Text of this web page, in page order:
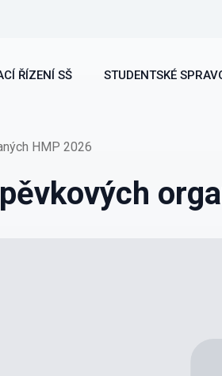
ŘÍZENÍ SŠ STUDENTSKÉ
HMP 2026